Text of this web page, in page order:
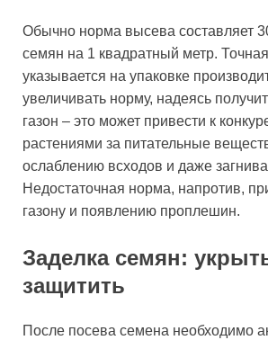
Обычно норма высева составляет
семян на 1 квадратный метр.
указывается на упаковке
увеличивать норму, надеясь
газон – это может привести к
растениями за питательные
ослаблению всходов и даже
Недостаточная норма, напротив,
газону и появлению проплешин.
Заделка семян:
защитить
После посева семена необходимо